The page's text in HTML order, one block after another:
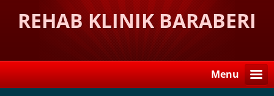
REHAB KLINIK BARABERI
Menu